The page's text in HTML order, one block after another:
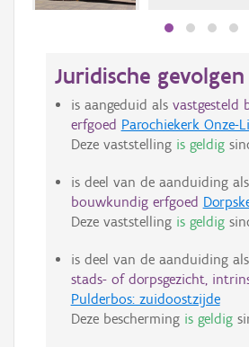
Juridische gevolgen
is aangeduid als vastgesteld
erfgoed Parochiekerk Onze-
Deze vaststelling is geldig
is deel van de aanduiding als
bouwkundig erfgoed
Deze vaststelling is geldig
is deel van de aanduiding als
stads- of dorpsgezicht,
Pulderbos: zuidoostzijde
Deze bescherming is geldig